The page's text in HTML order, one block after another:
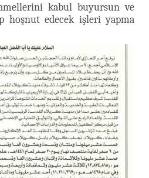
kabul buyursun ve
hoşnut edecek işleri yapma